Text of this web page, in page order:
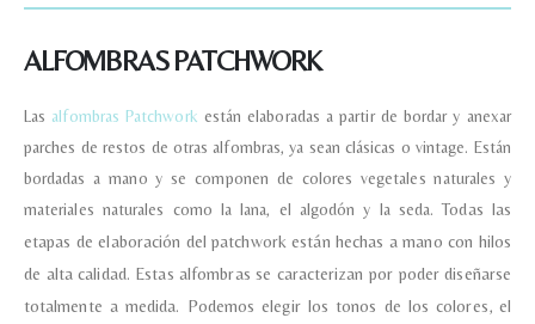
ALFOMBRAS PATCHWORK
Las alfombras Patchwork están elaboradas a partir de bordar y anexar
parches de restos de otras alfombras, ya sean clásicas o vintage. Están
bordadas a mano y se componen de colores vegetales naturales y
materiales naturales como la lana, el algodón y la seda.Todas las
etapas de elaboración del patchwork están hechas a mano con hilos
de alta calidad. Estas alfombras se caracterizan por poder diseñarse
totalmente a medida. Podemos elegir los tonos de los colores, el